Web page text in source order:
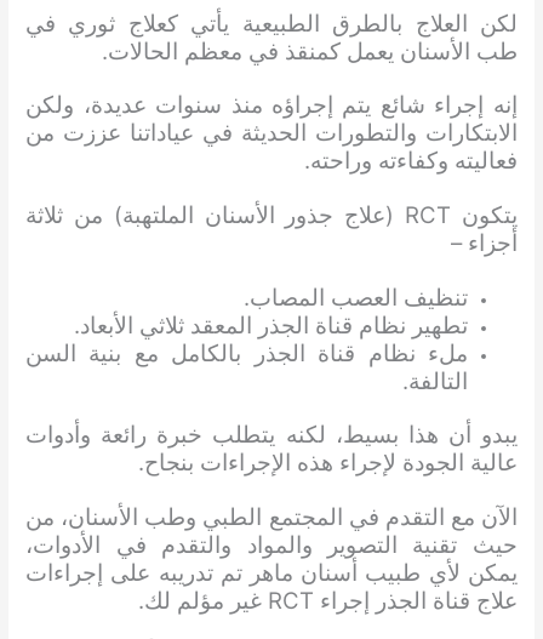
لكن العلاج بالطرق الطبيعية يأتي كعلاج ثوري في
طب الأسنان يعمل كمنقذ في معظم الحالات.
إنه إجراء شائع يتم إجراؤه منذ سنوات عديدة، ولكن
الابتكارات والتطورات الحديثة في عياداتنا عززت من
فعاليته وكفاءته وراحته.
يتكون RCT (علاج جذور الأسنان الملتهبة) من ثلاثة
أجزاء –
تنظيف العصب المصاب.
تطهير نظام قناة الجذر المعقد ثلاثي الأبعاد.
ملء نظام قناة الجذر بالكامل مع بنية السن
التالفة.
يبدو أن هذا بسيط، لكنه يتطلب خبرة رائعة وأدوات
عالية الجودة لإجراء هذه الإجراءات بنجاح.
الآن مع التقدم في المجتمع الطبي وطب الأسنان، من
حيث تقنية التصوير والمواد والتقدم في الأدوات،
يمكن لأي طبيب أسنان ماهر تم تدريبه على إجراءات
علاج قناة الجذر إجراء RCT غير مؤلم لك.